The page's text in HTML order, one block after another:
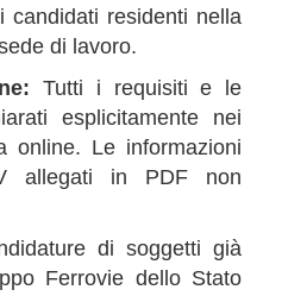
candidati residenti nella
di lavoro.
Tutti i requisiti e le
esplicitamente nei
online. Le informazioni
allegati in PDF non
di soggetti già
Ferrovie dello Stato